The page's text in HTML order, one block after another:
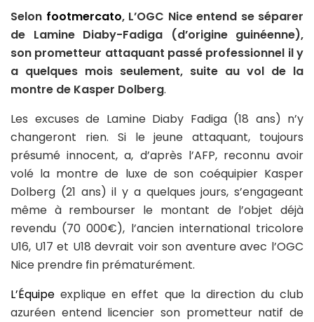
Selon footmercato, L’OGC Nice entend se séparer
de Lamine Diaby-Fadiga (d’origine guinéenne),
son prometteur attaquant passé professionnel il y
a quelques mois seulement, suite au vol de la
montre de Kasper Dolberg.
Les excuses de Lamine Diaby Fadiga (18 ans) n’y
changeront rien. Si le jeune attaquant, toujours
présumé innocent, a, d’après l’AFP, reconnu avoir
volé la montre de luxe de son coéquipier Kasper
Dolberg (21 ans) il y a quelques jours, s’engageant
même à rembourser le montant de l’objet déjà
revendu (70 000€), l’ancien international tricolore
U16, U17 et U18 devrait voir son aventure avec l’OGC
Nice prendre fin prématurément.
L’Équipe explique en effet que la direction du club
azuréen entend licencier son prometteur natif de